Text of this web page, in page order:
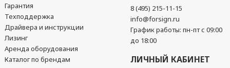
Гарантия
Техподдержка
Драйвера и инструкции
Лизинг
Аренда оборудования
Каталог по брендам
8 (495) 215-11-15
info@forsign.ru
График работы: пн-пт с 09:00
до 18:00
ЛИЧНЫЙ КАБИНЕТ